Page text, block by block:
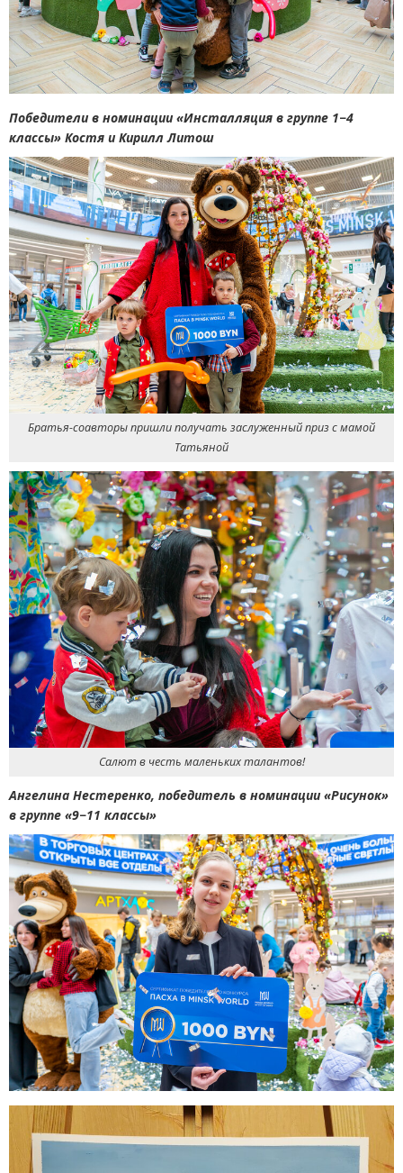
Победители в номинации «Инсталляция в группе 1−4
классы» Костя и Кирилл Литош
Братья-соавторы пришли получать заслуженный приз с мамой
Татьяной
Салют в честь маленьких талантов!
Ангелина Нестеренко, победитель в номинации «Рисунок»
в группе «9−11 классы»